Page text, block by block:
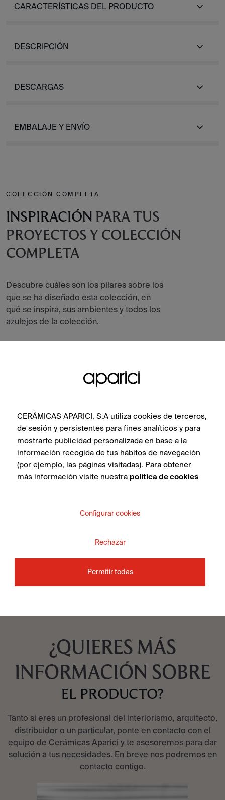
CARACTERÍSTICAS DEL PRODUCTO
DESCRIPCIÓN
DESCARGAS
EMBALAJE Y ENVÍO
COLECCIÓN COMPLETA
INSPIRACIÓN PARA TUS
PROYECTOS Y COLECCIÓN
COMPLETA
Descubre cuáles son los pilares sobre los
que se ha diseñado esta colección, en
qué se inspira, sus ambientes y todos los
azulejos de la colección.
VER COLECCIÓN
¿QUIERES MÁS
INFORMACIÓN SOBRE
EL PRODUCTO?
Tanto si eres un profesional del interiorismo, arquitecto,
distribuidor o un particular, ponte en contacto con el
equipo de Cerámicas Aparici y te asesoremos para dar
solución a tus necesidades. En breve nos podremos en
contacto contigo.
CERÁMICAS APARICI, S.A utiliza cookies de terceros,
de sesión y persistentes para fines analíticos y para
mostrarte publicidad personalizada en base a la
información recogida de tus hábitos de navegación
(por ejemplo, las páginas visitadas). Para obtener
más información visite nuestra política de cookies
Configurar cookies
Rechazar
Permitir todas